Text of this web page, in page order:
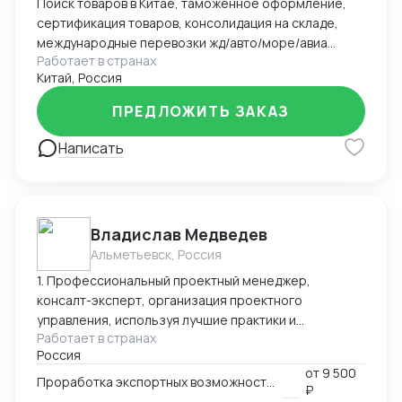
сертификация товаров, консолидация на складе,
международные перевозки жд/авто/море/авиа
(основное направление Китай-РФ), работа с
честным знаком
Работает в странах
Китай, Россия
Написать
ПРЕДЛОЖИТЬ ЗАКАЗ
Владислав Медведев
Альметьевск, Россия
1. Профессиональный проектный менеджер,
консалт-эксперт, организация проектного
управления, используя лучшие практики и
зарубежный опыт. 2. Эксперт в области таможенного
законодательства и внешне-экономической
деятельности, 3. Эксперт в вопросах
Работает в странах
Россия
от 9 500
₽